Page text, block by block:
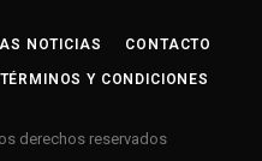
NOTICIAS CONTACTO
TÉRMINOS Y CONDICIONES
derechos reservados